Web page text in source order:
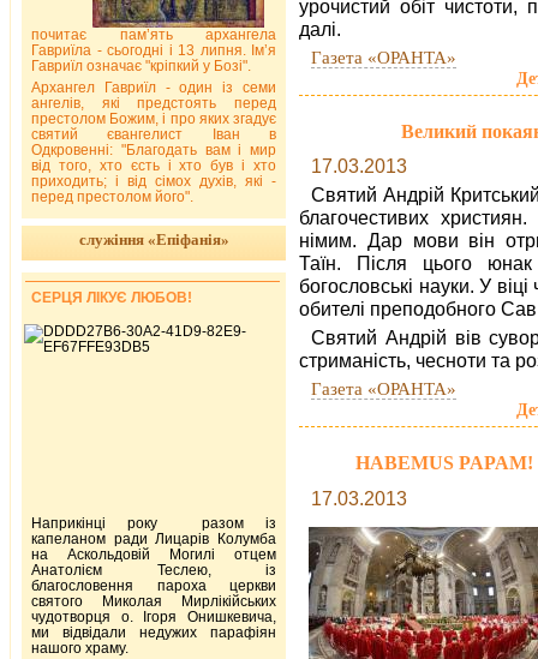
урочистий обіт
далі.
Газета «ОРАНТА»
Великий
17.03.2013
Святий Андрій
благочестивих
німим. Дар мови він
Таїн. Після цього
богословські науки. У
обителі преподобного
Святий Андрій вів
стриманість, чесноти та
Газета «ОРАНТА»
HABEMUS
17.03.2013
почитає пам’ять архангела
Гавриїла - сьогодні і 13 липня. Ім’я
Гавриїл означає "кріпкий у Бозі".
Архангел Гавриїл - один із семи
ангелів, які предстоять перед
престолом Божим, і про яких згадує
святий євангелист Іван в
Одкровенні: "Благодать вам і мир
від того, хто єсть і хто був і хто
приходить; і від сімох духів, які -
перед престолом його".
служіння «Епіфанія»
СЕРЦЯ ЛІКУЄ ЛЮБОВ!
Наприкінці року разом із
капеланом ради Лицарів Колумба
на Аскольдовій Могилі отцем
Анатолієм Теслею, із
благословення пароха церкви
святого Миколая Мирлікійських
чудотворця о. Ігоря Онишкевича,
ми відвідали недужих парафіян
нашого храму.